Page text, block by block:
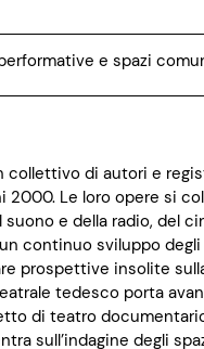
e spazi
collettivo di autori e
2000. Le loro opere si
e della radio, del
continuo sviluppo
prospettive insolite
tedesco porta
di teatro
sull’indagine degli